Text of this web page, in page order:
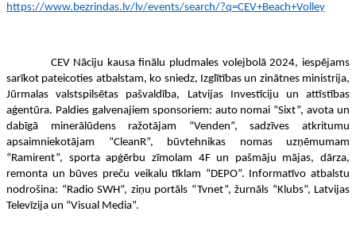
https://www.bezrindas.lv/lv/events/search/?q=CEV+Beach+Volley
CEV Nāciju kausa finālu pludmales volejbolā 2024, iespējams
sarīkot pateicoties atbalstam, ko sniedz, Izglītības un zinātnes ministrija,
Jūrmalas valstspilsētas pašvaldība, Latvijas Investīciju un attīstības
aģentūra. Paldies galvenajiem sponsoriem: auto nomai “Sixt”, avota un
dabīgā minerālūdens ražotājam “Venden”, sadzīves atkritumu
apsaimniekotājam “CleanR”, būvtehnikas nomas uzņēmumam
“Ramirent”, sporta apģērbu zīmolam 4F un pašmāju mājas, dārza,
remonta un būves preču veikalu tīklam “DEPO”. Informatīvo atbalstu
nodrošina: “Radio SWH”, ziņu portāls “Tvnet”, žurnāls “Klubs”, Latvijas
Televīzija un “Visual Media”.